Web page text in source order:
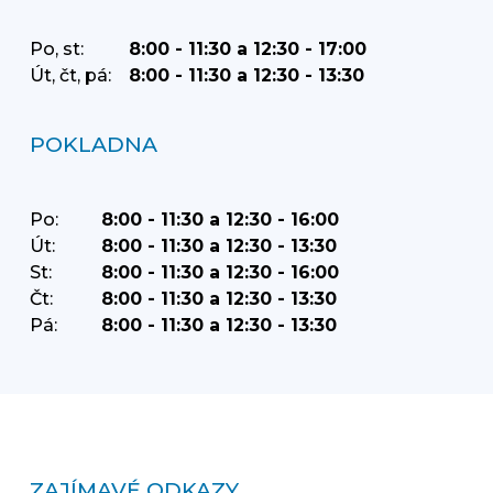
Po, st:
8:00 - 11:30 a 12:30 - 17:00
Út, čt, pá:
8:00 - 11:30 a 12:30 - 13:30
POKLADNA
Po:
8:00 - 11:30 a 12:30 - 16:00
Út:
8:00 - 11:30 a 12:30 - 13:30
St:
8:00 - 11:30 a 12:30 - 16:00
Čt:
8:00 - 11:30 a 12:30 - 13:30
Pá:
8:00 - 11:30 a 12:30 - 13:30